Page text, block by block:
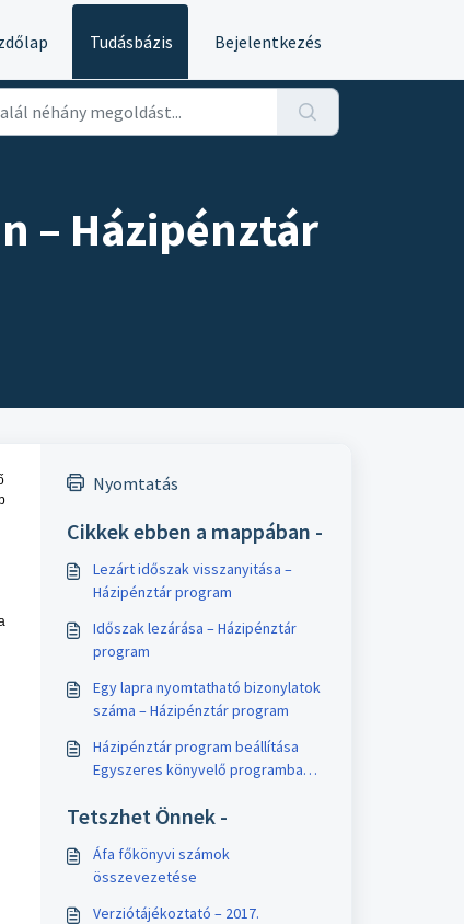
Tudásbázis Bejelentkezés
– Házipénztár
Nyomtatás
Cikkek ebben a mappában -
Lezárt időszak visszanyitása –
Házipénztár program
Időszak lezárása – Házipénztár
program
Egy lapra nyomtatható bizonylatok
száma – Házipénztár program
Házipénztár program beállítása
Egyszeres könyvelő programba
rendszer
Tetszhet Önnek -
Áfa főkönyvi számok
összevezetése
Verziótájékoztató – 2017.